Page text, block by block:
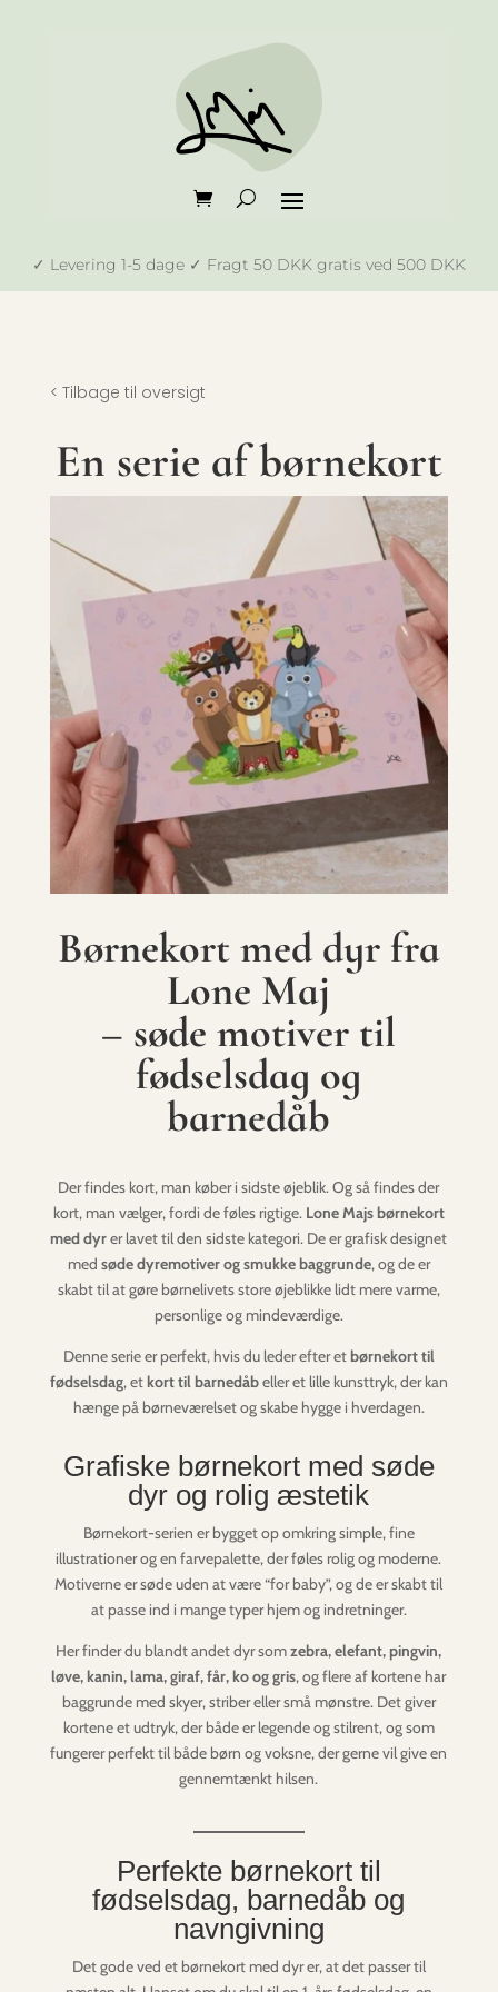
✓ Levering 1-5 dage ✓ Fragt 50 DKK gratis ved 500 DKK
< Tilbage til oversigt
En serie af børnekort
Børnekort med dyr fra
Lone Maj
– søde motiver til
fødselsdag og
barnedåb
Der findes kort, man køber i sidste øjeblik. Og så findes der
kort, man vælger, fordi de føles rigtige. Lone Majs børnekort
med dyrer lavet til den sidste kategori. De er grafisk designet
med søde dyremotiver og smukke baggrunde, og de er
skabt til at gøre børnelivets store øjeblikke lidt mere varme,
personlige og mindeværdige.
Denne serie er perfekt, hvis du leder efter etbørnekort til
fødselsdag, etkort til barnedåbeller et lille kunsttryk, der kan
hænge på børneværelset og skabe hygge i hverdagen.
Grafiske børnekort med søde
dyr og rolig æstetik
Børnekort-serien er bygget op omkring simple, fine
illustrationer og en farvepalette, der føles rolig og moderne.
Motiverne er søde uden at være “for baby”, og de er skabt til
at passe ind i mange typer hjem og indretninger.
Her finder du blandt andet dyr somzebra, elefant, pingvin,
løve, kanin, lama, giraf, får, ko og gris, og flere af kortene har
baggrunde med skyer, striber eller små mønstre. Det giver
kortene et udtryk, der både er legende og stilrent, og som
fungerer perfekt til både børn og voksne, der gerne vil give en
gennemtænkt hilsen.
Perfekte børnekort til
fødselsdag, barnedåb og
navngivning
Det gode ved et børnekort med dyr er, at det passer til